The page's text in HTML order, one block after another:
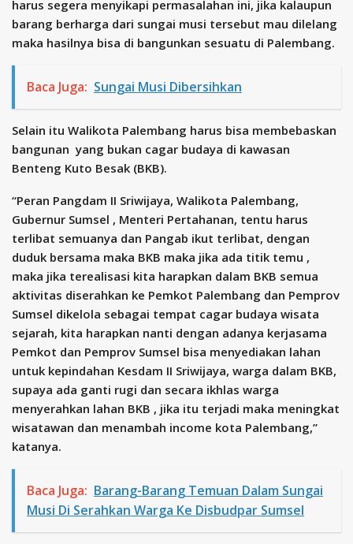
harus segera menyikapi permasalahan ini, jika kalaupun
barang berharga dari sungai musi tersebut mau dilelang
maka hasilnya bisa di bangunkan sesuatu di Palembang.
Baca Juga: Sungai Musi Dibersihkan
Selain itu Walikota Palembang harus bisa membebaskan
bangunan yang bukan cagar budaya di kawasan
Benteng Kuto Besak (BKB).
“Peran Pangdam II Sriwijaya, Walikota Palembang,
Gubernur Sumsel , Menteri Pertahanan, tentu harus
terlibat semuanya dan Pangab ikut terlibat, dengan
duduk bersama maka BKB maka jika ada titik temu ,
maka jika terealisasi kita harapkan dalam BKB semua
aktivitas diserahkan ke Pemkot Palembang dan Pemprov
Sumsel dikelola sebagai tempat cagar budaya wisata
sejarah, kita harapkan nanti dengan adanya kerjasama
Pemkot dan Pemprov Sumsel bisa menyediakan lahan
untuk kepindahan Kesdam II Sriwijaya, warga dalam BKB,
supaya ada ganti rugi dan secara ikhlas warga
menyerahkan lahan BKB , jika itu terjadi maka meningkat
wisatawan dan menambah income kota Palembang,”
katanya.
Baca Juga: Barang-Barang Temuan Dalam Sungai
Musi Di Serahkan Warga Ke Disbudpar Sumsel